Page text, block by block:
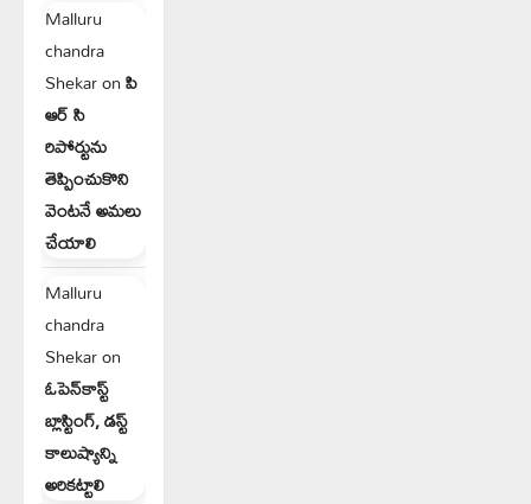
Malluru
chandra
Shekaronపి
ఆర్ సి
రిపోర్టును
తెప్పించుకొని
వెంటనే అమలు
చేయాలి
Malluru
chandra
Shekaron
ఓపెన్‌కాస్ట్
బ్లాస్టింగ్, డస్ట్
కాలుష్యాన్ని
అరికట్టాలి